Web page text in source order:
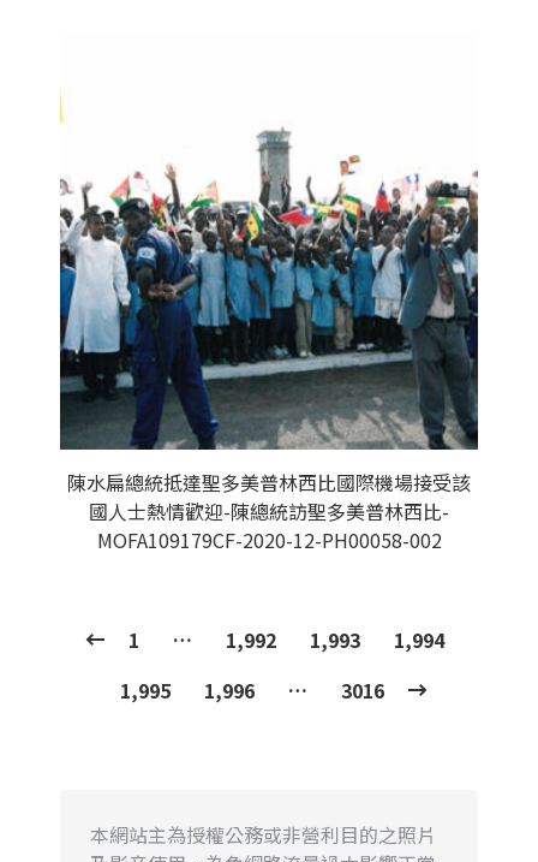
陳水扁總統抵達聖多美普林西比國際機場接受該
國人士熱情歡迎-陳總統訪聖多美普林西比-
MOFA109179CF-2020-12-PH00058-002
1 … 1,992 1,993
1,994
1,995
1,996 … 3016
本網站主為授權公務或非營利目的之照片